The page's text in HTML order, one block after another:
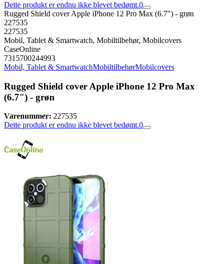
Dette produkt er endnu ikke blevet bedømt.0
Rugged Shield cover Apple iPhone 12 Pro Max (6.7") - grøn
227535
227535
Mobil, Tablet & Smartwatch, Mobiltilbehør, Mobilcovers
CaseOnline
7315700244993
Mobil, Tablet & SmartwatchMobiltilbehørMobilcovers
Rugged Shield cover Apple iPhone 12 Pro Max
(6.7") - grøn
Varenummer: 227535
Dette produkt er endnu ikke blevet bedømt.0